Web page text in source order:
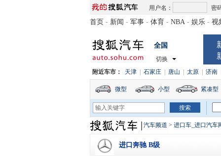
用户名： 密
首页 - 新闻 - 军事 - 体育 - NBA - 娱乐 - 视
全国
切换
附近车市： 天津 石家庄 唐山 太原 济南
微型 小型 紧凑型
汽车频道 > 进口车_进口汽车
进口奔驰 B级